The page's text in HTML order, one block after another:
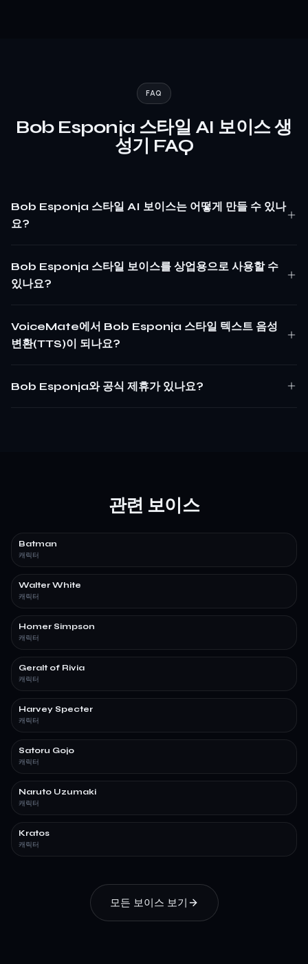
FAQ
Bob Esponja 스타일 AI 보이스 생
성기 FAQ
Bob Esponja 스타일 AI 보이스는 어떻게 만들 수 있나
요?
Bob Esponja 스타일 보이스를 상업용으로 사용할 수
있나요?
VoiceMate에서 Bob Esponja 스타일 텍스트 음성
변환(TTS)이 되나요?
Bob Esponja와 공식 제휴가 있나요?
관련 보이스
Batman
캐릭터
Walter White
캐릭터
Homer Simpson
캐릭터
Geralt of Rivia
캐릭터
Harvey Specter
캐릭터
Satoru Gojo
캐릭터
Naruto Uzumaki
캐릭터
Kratos
캐릭터
모든 보이스 보기